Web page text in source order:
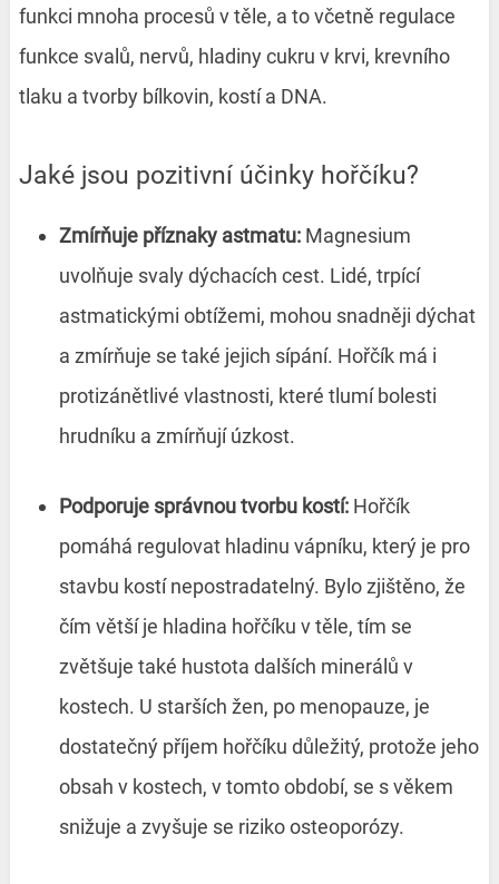
funkci mnoha procesů v těle, a to včetně regulace
funkce svalů, nervů, hladiny cukru v krvi, krevního
tlaku a tvorby bílkovin, kostí a DNA.
Jaké jsou pozitivní účinky hořčíku?
Zmírňuje příznaky astmatu:Magnesium
uvolňuje svaly dýchacích cest. Lidé, trpící
astmatickými obtížemi, mohou snadněji dýchat
a zmírňuje se také jejich sípání. Hořčík má i
protizánětlivé vlastnosti, které tlumí bolesti
hrudníku a zmírňují úzkost.
Podporuje správnou tvorbu kostí:Hořčík
pomáhá regulovat hladinu vápníku, který je pro
stavbu kostí nepostradatelný. Bylo zjištěno, že
čím větší je hladina hořčíku v těle, tím se
zvětšuje také hustota dalších minerálů v
kostech. U starších žen, po menopauze, je
dostatečný příjem hořčíku důležitý, protože jeho
obsah v kostech, v tomto období, se s věkem
snižuje a zvyšuje se riziko osteoporózy.